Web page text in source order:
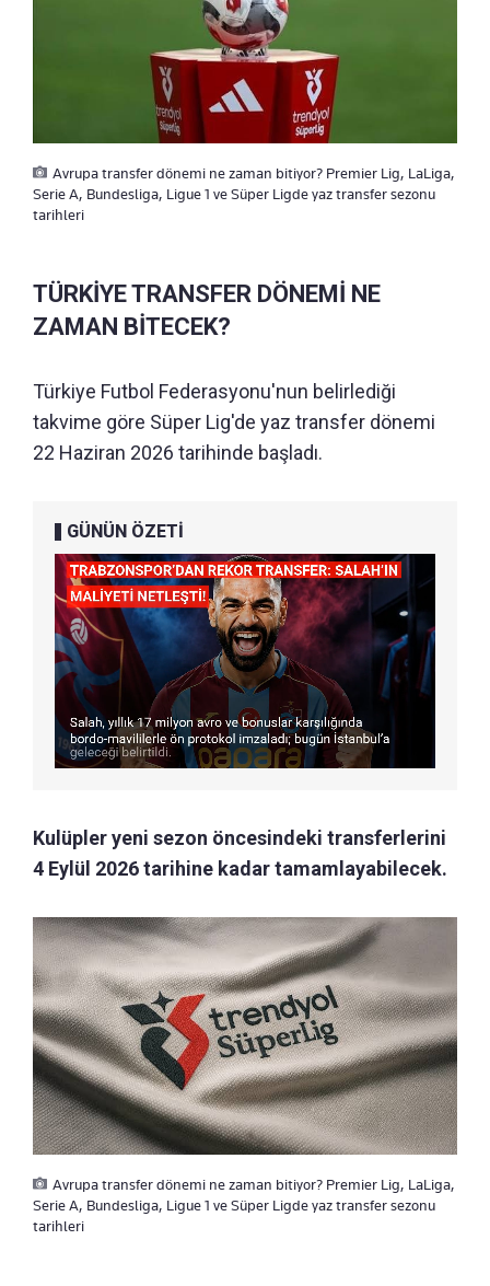
Avrupa transfer dönemi ne zaman bitiyor? Premier Lig, LaLiga,
Serie A, Bundesliga, Ligue 1 ve Süper Ligde yaz transfer sezonu
tarihleri
TÜRKİYE TRANSFER DÖNEMİ NE
ZAMAN BİTECEK?
Türkiye Futbol Federasyonu'nun belirlediği
takvime göre Süper Lig'de yaz transfer dönemi
22 Haziran 2026 tarihinde başladı.
GÜNÜN ÖZETİ
Kulüpler yeni sezon öncesindeki transferlerini
4 Eylül 2026 tarihine kadar tamamlayabilecek.
Avrupa transfer dönemi ne zaman bitiyor? Premier Lig, LaLiga,
Serie A, Bundesliga, Ligue 1 ve Süper Ligde yaz transfer sezonu
tarihleri